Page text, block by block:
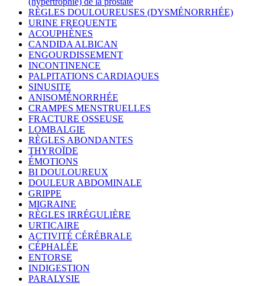
RÈGLES DOULOUREUSES (DYSMÉNORRHÉE)
URINE FREQUENTE
ACOUPHÈNES
CANDIDA ALBICAN
ENGOURDISSEMENT
INCONTINENCE
PALPITATIONS CARDIAQUES
SINUSITE
ANISOMÉNORRHÉE
CRAMPES MENSTRUELLES
FRACTURE OSSEUSE
LOMBALGIE
RÈGLES ABONDANTES
THYROÏDE
ÉMOTIONS
BI DOULOUREUX
DOULEUR ABDOMINALE
GRIPPE
MIGRAINE
RÈGLES IRRÉGULIÈRE
URTICAIRE
ACTIVITÉ CÉRÉBRALE
CÉPHALÉE
ENTORSE
INDIGESTION
PARALYSIE